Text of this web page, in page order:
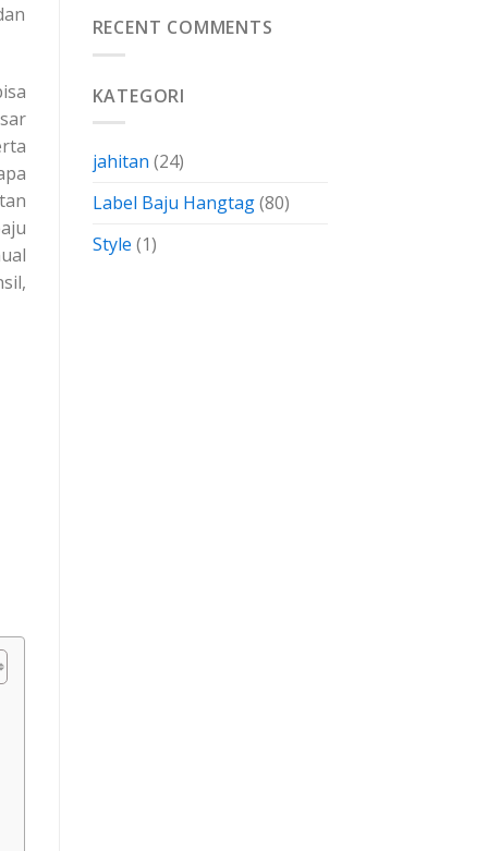
RECENT COMMENTS
KATEGORI
jahitan (24)
Label Baju Hangtag(80)
Style (1)